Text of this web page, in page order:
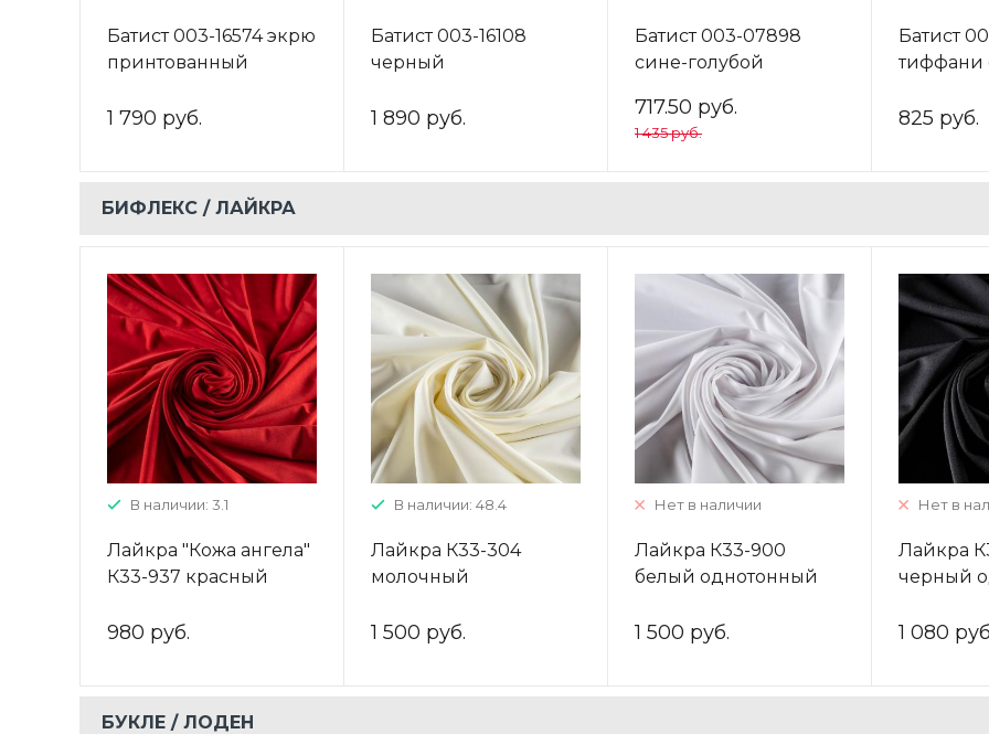
Батист 003-16574 экрю
принтованный
1 790 руб.
Батист 003-16108
черный
1 890 руб.
Батист 003-07898
сине-голубой
717.50 руб.
1 435 руб.
Батист
тиффани
825 руб.
БИФЛЕКС / ЛАЙКРА
В наличии: 3.1
Лайкра "Кожа ангела"
К33-937 красный
980 руб.
В наличии: 48.4
Лайкра К33-304
молочный
1 500 руб.
Нет в наличии
Лайкра К33-900
белый однотонный
1 500 руб.
Нет в
Лайкра
черный
1 080
БУКЛЕ / ЛОДЕН